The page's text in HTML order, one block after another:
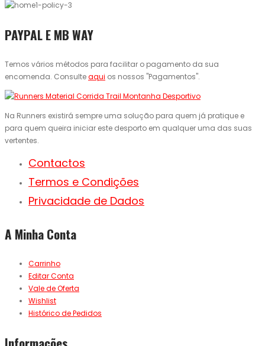
PAYPAL E MB WAY
Temos vários métodos para facilitar o pagamento da sua
encomenda. Consulteaqui os nossos "Pagamentos".
Na Runners existirá sempre uma solução para quem já pratique e
para quem queira iniciar este desporto em qualquer uma das suas
vertentes.
Contactos
Termos e Condições
Privacidade de Dados
A Minha Conta
Carrinho
Editar Conta
Vale de Oferta
Wishlist
Histórico de Pedidos